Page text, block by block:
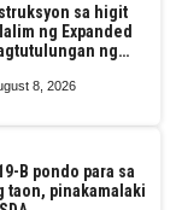
sa higit
ng Expanded
ng
8, 2026
B pondo para sa
taon, pinakamalaki